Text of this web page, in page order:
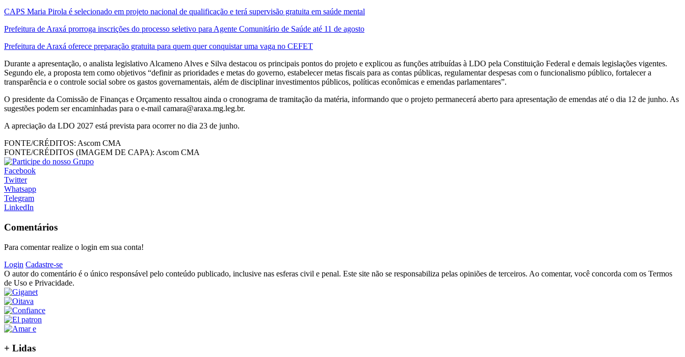
CAPS Maria Pirola é selecionado em projeto nacional de qualificação e terá supervisão gratuita em saúde mental
Prefeitura de Araxá prorroga inscrições do processo seletivo para Agente Comunitário de Saúde até 11 de agosto
Prefeitura de Araxá oferece preparação gratuita para quem quer conquistar uma vaga no CEFET
Durante a apresentação, o analista legislativo Alcameno Alves e Silva destacou os principais pontos do projeto e explicou as funções atribuídas à LDO pela Constituição Federal e demais legislações vigentes.
Segundo ele, a proposta tem como objetivos “definir as prioridades e metas do governo, estabelecer metas fiscais para as contas públicas, regulamentar despesas com o funcionalismo público, fortalecer a
transparência e o controle social sobre os gastos governamentais, além de disciplinar investimentos públicos, políticas econômicas e emendas parlamentares”.
O presidente da Comissão de Finanças e Orçamento ressaltou ainda o cronograma de tramitação da matéria, informando que o projeto permanecerá aberto para apresentação de emendas até o dia 12 de junho. As
sugestões podem ser encaminhadas para o e-mail camara@araxa.mg.leg.br.
A apreciação da LDO 2027 está prevista para ocorrer no dia 23 de junho.
FONTE/CRÉDITOS: Ascom CMA
FONTE/CRÉDITOS (IMAGEM DE CAPA): Ascom CMA
Facebook
Twitter
Whatsapp
Telegram
LinkedIn
Comentários
Para comentar realize o login em sua conta!
Login Cadastre-se
O autor do comentário é o único responsável pelo conteúdo publicado, inclusive nas esferas civil e penal. Este site não se responsabiliza pelas opiniões de terceiros. Ao comentar, você concorda com os Termos
de Uso e Privacidade.
+ Lidas